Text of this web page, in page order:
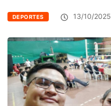
DEPORTES 13/10/2025